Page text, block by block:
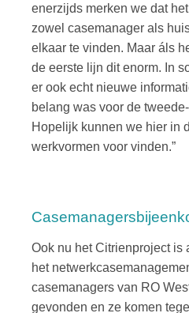
enerzijds merken we dat
zowel casemanager als
elkaar te vinden. Maar áls
de eerste lijn dit enorm. In
er ook echt nieuwe
belang was voor de
Hopelijk kunnen we hier in
werkvormen voor vinden.”
Ook nu het Citrienproject is
het
casemanagers van RO
gevonden en ze komen